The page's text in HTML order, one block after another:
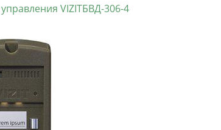
VIZITБВД-306-4